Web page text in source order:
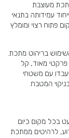
מעוצבת
עמידותה בתנאי
פתוח רצוי ומומלץ
בריהוט מתכת.
מאוד, קל
עם משטחי
המטבח.
בכל מקום כיום
לרהיטים ממתכת